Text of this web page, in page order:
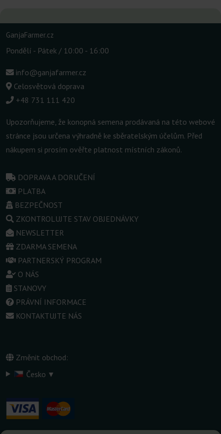
GanjaFarmer.cz
Pondělí - Pátek / 10:00 - 16:00
info@ganjafarmer.cz
Celosvětová doprava
+48 731 111 420
Upozorňujeme, že konopná semena prodávaná na této webové
stránce jsou určena výhradně ke sběratelským účelům. Před
nákupem si prosím ověřte platnost místních zákonů.
DOPRAVA A DORUČENÍ
PLATBA
BEZPEČNOST
ZKONTROLUJTE STAV OBJEDNÁVKY
NEWSLETTER
ZDARMA SEMENA
PARTNERSKÝ PROGRAM
O NÁS
STANOVY
PRÁVNÍ INFORMACE
KONTAKTUJTE NÁS
Změnit obchod:
Česko ▾